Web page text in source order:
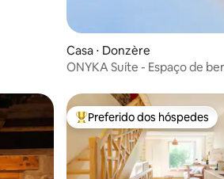
Casa ⋅ Donzère
ONYKA Suíte - Espaço de
hóspedes Entre os melhores preferidos
Preferido dos hóspedes